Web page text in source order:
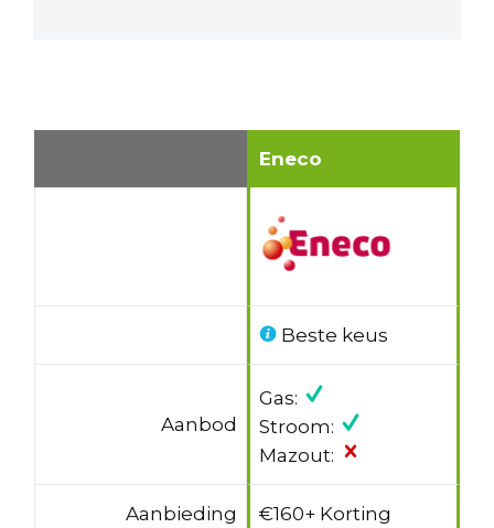
Eneco
Beste keus
Aanbod
Gas:
Stroom:
Mazout:
Aanbieding €160+ Korting